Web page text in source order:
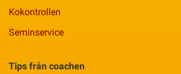
Kokontrollen
Seminservice
Tips från coachen